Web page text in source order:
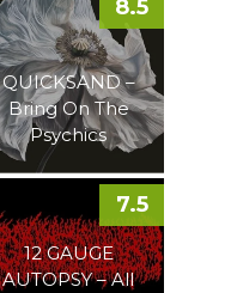
QUICKSAND –
Bring On The
Psychics
8.5
12 GAUGE
AUTOPSY – All
7.5